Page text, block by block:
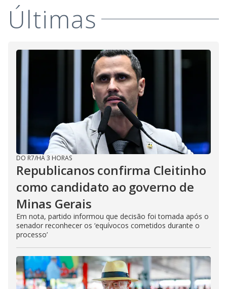
Últimas
DO R7/HÁ 3 HORAS
Republicanos confirma Cleitinho
como candidato ao governo de
Minas Gerais
Em nota, partido informou que decisão foi tomada após o
senador reconhecer os ‘equívocos cometidos durante o
processo’